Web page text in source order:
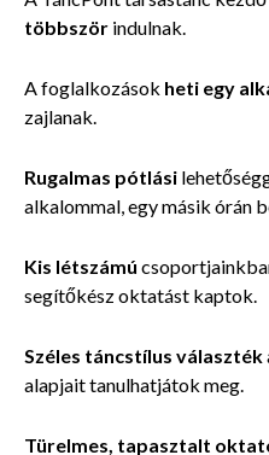
többször indulnak.
A foglalkozások heti egy
zajlanak.
Rugalmas pótlási l
alkalommal, egy másik órán
Kis létszámú
segítőkész oktatást kaptok.
Széles táncstílus választék
alapjait tanulhatjátok meg.
Türelmes, tapasztalt